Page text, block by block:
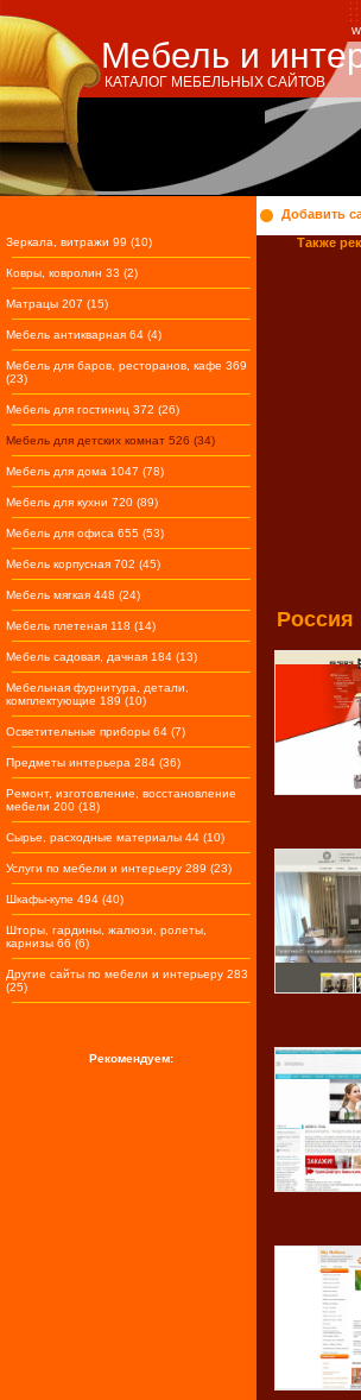
Мебель и
КАТАЛОГ МЕБЕЛЬНЫХ САЙТОВ
Зеркала, витражи 99 (10)
Ковры, ковролин 33 (2)
Матрацы 207 (15)
Мебель антикварная 64 (4)
Мебель для баров, ресторанов, кафе 369
(23)
Мебель для гостиниц 372 (26)
Мебель для детских комнат 526 (34)
Мебель для дома 1047 (78)
Мебель для кухни 720 (89)
Мебель для офиса 655 (53)
Мебель корпусная 702 (45)
Мебель мягкая 448 (24)
Мебель плетеная 118 (14)
Мебель садовая, дачная 184 (13)
Мебельная фурнитура, детали,
комплектующие 189 (10)
Осветительные приборы 64 (7)
Предметы интерьера 284 (36)
Ремонт, изготовление, восстановление
мебели 200 (18)
Сырье, расходные материалы 44 (10)
Услуги по мебели и интерьеру 289 (23)
Шкафы-купе 494 (40)
Шторы, гардины, жалюзи, ролеты,
карнизы 66 (6)
Другие сайты по мебели и интерьеру 283
(25)
Рекомендуем:
Добавить
Также
Россия